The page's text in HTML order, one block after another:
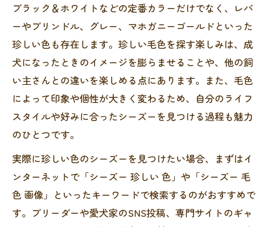
ブラック＆ホワイトなどの定番カラーだけでなく、レバ
ーやブリンドル、グレー、マホガニーゴールドといった
珍しい色も存在します。珍しい毛色を探す楽しみは、成
犬になったときのイメージを膨らませることや、他の飼
い主さんとの違いを楽しめる点にあります。また、毛色
によって印象や個性が大きく変わるため、自分のライフ
スタイルや好みに合ったシーズーを見つける過程も魅力
のひとつです。
実際に珍しい色のシーズーを見つけたい場合、まずはイ
ンターネットで「シーズー 珍しい 色」や「シーズー 毛
色 画像」といったキーワードで検索するのがおすすめで
す。ブリーダーや愛犬家のSNS投稿、専門サイトのギャ